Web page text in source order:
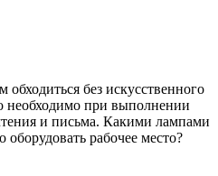
без искусственного
необходимо при выполнении
и письма. Какими лампами
рабочее место?